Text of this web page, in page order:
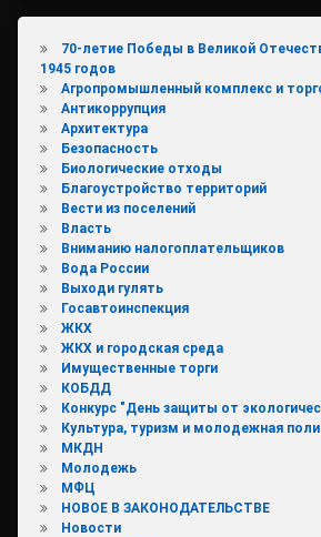
70-летие Победы в Великой
1945 годов
Агропромышленный комплекс и
Антикоррупция
Архитектура
Безопасность
Биологические отходы
Благоустройство территорий
Вести из поселений
Власть
Вниманию налогоплательщиков
Вода России
Выходи гулять
Госавтоинспекция
ЖКХ
ЖКХ и городская среда
Имущественные торги
КОБДД
Конкурс "День защиты от
Культура, туризм и молодежная
МКДН
Молодежь
МФЦ
НОВОЕ В ЗАКОНОДАТЕЛЬСТВЕ
Новости